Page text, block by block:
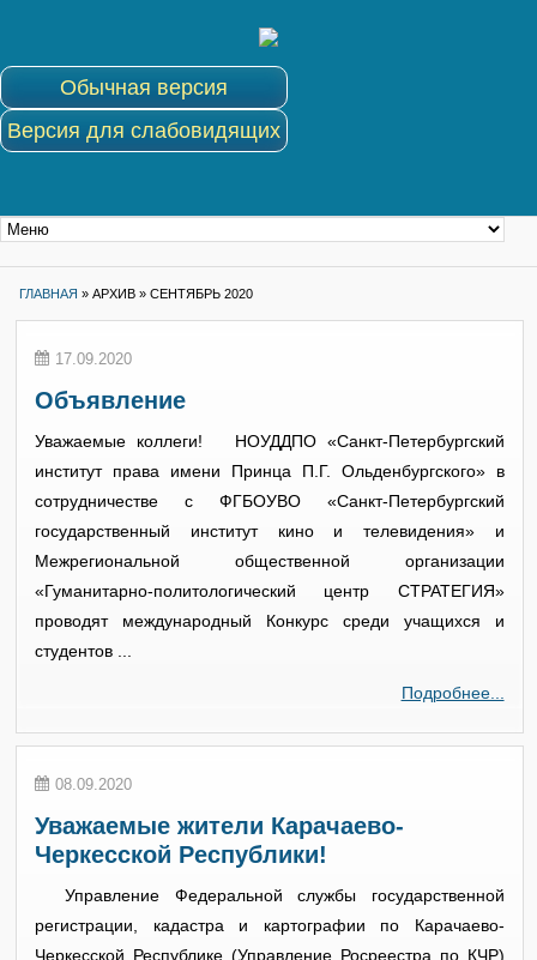
Обычная версия
Версия для слабовидящих
ГЛАВНАЯ » АРХИВ »СЕНТЯБРЬ 2020
17.09.2020
Объявление
Уважаемые коллеги! НОУДДПО «Санкт-Петербургский
институт права имени Принца П.Г. Ольденбургского» в
сотрудничестве с ФГБОУВО «Санкт-Петербургский
государственный институт кино и телевидения» и
Межрегиональной общественной организации
«Гуманитарно-политологический центр СТРАТЕГИЯ»
проводят международный Конкурс среди учащихся и
студентов ...
Подробнее...
08.09.2020
Уважаемые жители Карачаево-
Черкесской Республики!
Управление Федеральной службы государственной
регистрации, кадастра и картографии по Карачаево-
Черкесской Республике (Управление Росреестра по КЧР)